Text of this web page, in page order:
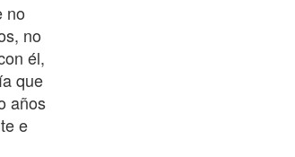
no
no
él,
que
años
e